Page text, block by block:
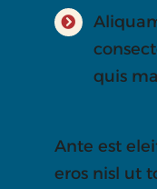
quis
Ante est
eros nisl ut